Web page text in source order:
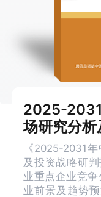
2025-
场研究分
《2025-2031
及投资战略研
业重点企业竞
业前景及趋势